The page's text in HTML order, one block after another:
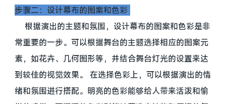
步骤二：设计幕布的图案和色彩
根据演出的主题和氛围，设计幕布的图案和色彩是非
常重要的一步。可以根据舞台的主题选择相应的图案元
素，如花卉、几何图形等，并结合舞台灯光的设置来达
到较佳的视觉效果。 在选择色彩上，可以根据演出的情
绪和氛围进行搭配。明亮的色彩能够给人带来活泼和愉